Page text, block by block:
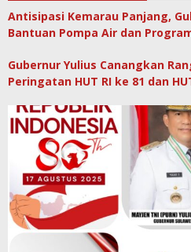
Antisipasi Kemarau Panjang,
Bantuan Pompa Air dan
Gubernur Yulius Canangkan
Peringatan HUT RI ke 81 dan